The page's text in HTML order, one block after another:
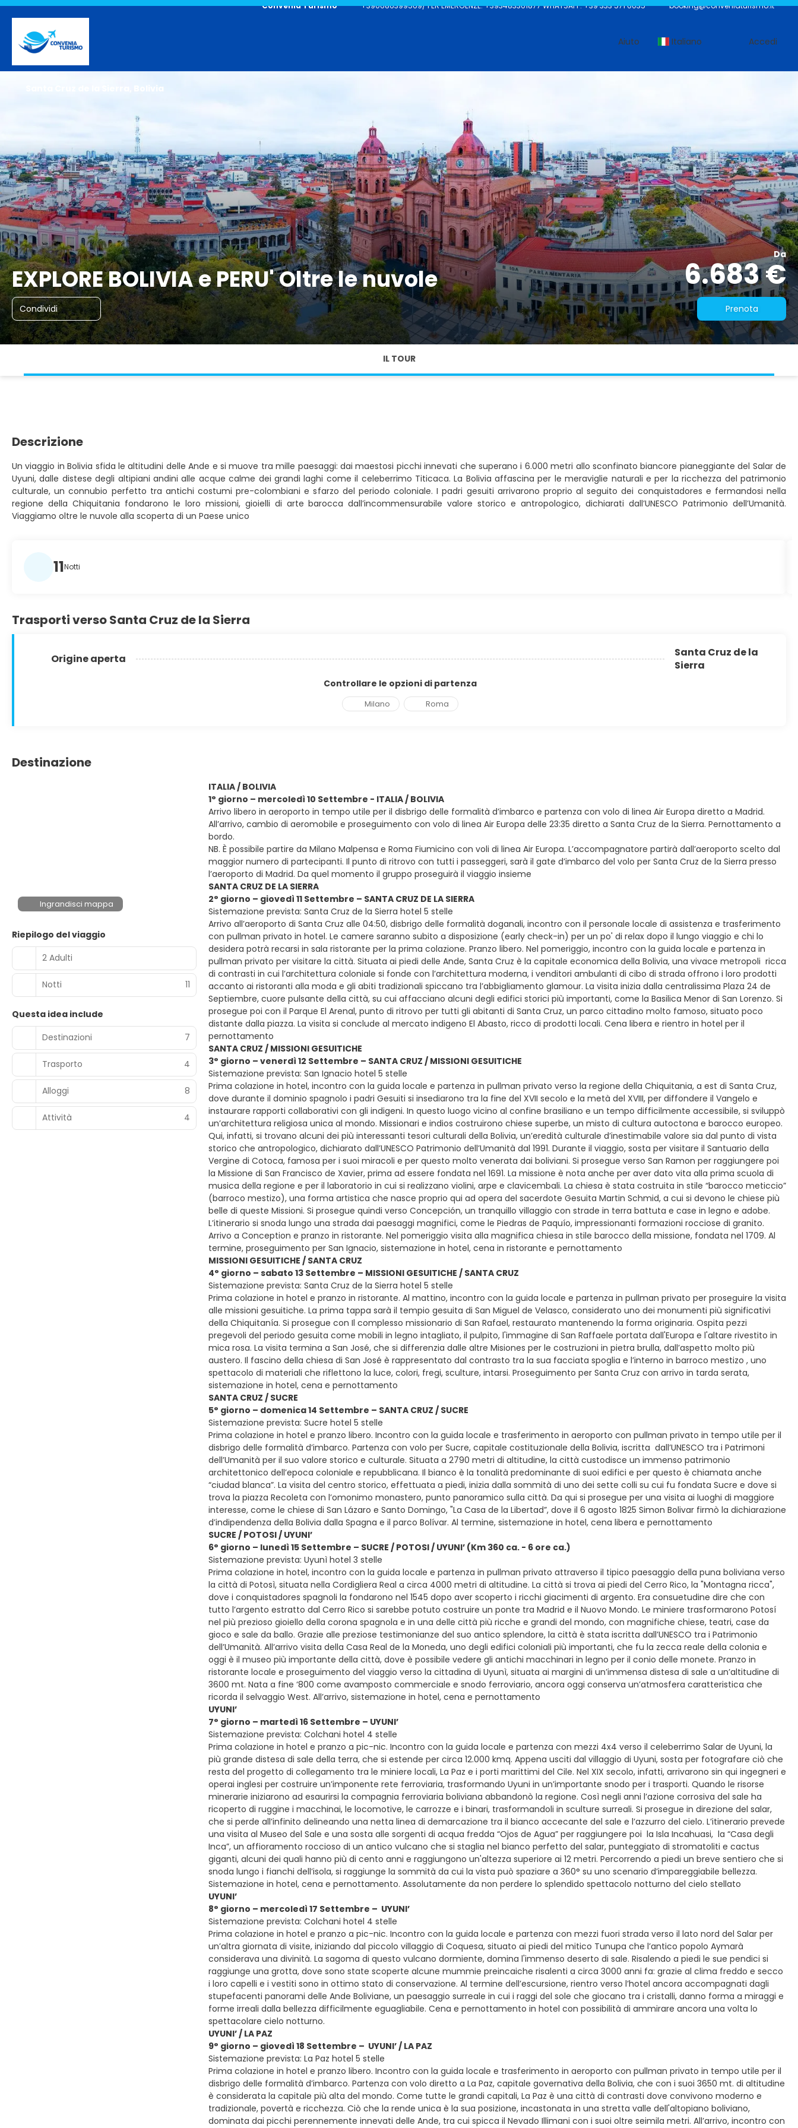
Convenia Turismo +390686399569/ PER EMERGENZE: +393483361877 WHATSAPP: +39 333 571 6035 booking@conveniaturismo.it
Aiuto Italiano Accedi
EXPLORE BOLIVIA e PERU' Oltre le nuvole
Da
6.683 €
Condividi Prenota
Santa Cruz de la Sierra, Bolivia
IL TOUR
Descrizione
Un viaggio in Bolivia sfida le altitudini delle Ande e si muove tra mille paesaggi: dai maestosi picchi innevati che superano i 6.000 metri allo sconfinato biancore pianeggiante del Salar de
Uyuni, dalle distese degli altipiani andini alle acque calme dei grandi laghi come il celeberrimo Titicaca. La Bolivia affascina per le meraviglie naturali e per la ricchezza del patrimonio
culturale, un connubio perfetto tra antichi costumi pre-colombiani e sfarzo del periodo coloniale. I padri gesuiti arrivarono proprio al seguito dei conquistadores e fermandosi nella
regione della Chiquitania fondarono le loro missioni, gioielli di arte barocca dall’incommensurabile valore storico e antropologico, dichiarati dall’UNESCO Patrimonio dell’Umanità.
Viaggiamo oltre le nuvole alla scoperta di un Paese unico
11Notti
Trasporti verso Santa Cruz de la Sierra
Origine aperta
Santa Cruz de la
Sierra
Controllare le opzioni di partenza
Milano Roma
Destinazione
Ingrandisci mappa
Riepilogo del viaggio
2 Adulti
Notti 11
Questa idea include
Destinazioni
7
Trasporto 4
Alloggi 8
Attività 4
ITALIA / BOLIVIA
1° giorno – mercoledì 10 Settembre - ITALIA / BOLIVIA
Arrivo libero in aeroporto in tempo utile per il disbrigo delle formalità d’imbarco e partenza con volo di linea Air Europa diretto a Madrid.
All’arrivo, cambio di aeromobile e proseguimento con volo di linea Air Europa delle 23:35 diretto a Santa Cruz de la Sierra. Pernottamento a
bordo.
NB. È possibile partire da Milano Malpensa e Roma Fiumicino con voli di linea Air Europa. L’accompagnatore partirà dall’aeroporto scelto dal
maggior numero di partecipanti. Il punto di ritrovo con tutti i passeggeri, sarà il gate d’imbarco del volo per Santa Cruz de la Sierra presso
l’aeroporto di Madrid. Da quel momento il gruppo proseguirà il viaggio insieme
SANTA CRUZ DE LA SIERRA
2° giorno – giovedì 11 Settembre – SANTA CRUZ DE LA SIERRA
Sistemazione prevista: Santa Cruz de la Sierra hotel 5 stelle
Arrivo all’aeroporto di Santa Cruz alle 04:50, disbrigo delle formalità doganali, incontro con il personale locale di assistenza e trasferimento
con pullman privato in hotel. Le camere saranno subito a disposizione (early check-in) per un po' di relax dopo il lungo viaggio e chi lo
desidera potrà recarsi in sala ristorante per la prima colazione. Pranzo libero. Nel pomeriggio, incontro con la guida locale e partenza in
pullman privato per visitare la città. Situata ai piedi delle Ande, Santa Cruz è la capitale economica della Bolivia, una vivace metropoli ricca
di contrasti in cui l’architettura coloniale si fonde con l’architettura moderna, i venditori ambulanti di cibo di strada offrono i loro prodotti
accanto ai ristoranti alla moda e gli abiti tradizionali spiccano tra l’abbigliamento glamour. La visita inizia dalla centralissima Plaza 24 de
Septiembre, cuore pulsante della città, su cui affacciano alcuni degli edifici storici più importanti, come la Basilica Menor di San Lorenzo. Si
prosegue poi con il Parque El Arenal, punto di ritrovo per tutti gli abitanti di Santa Cruz, un parco cittadino molto famoso, situato poco
distante dalla piazza. La visita si conclude al mercato indigeno El Abasto, ricco di prodotti locali. Cena libera e rientro in hotel per il
pernottamento
SANTA CRUZ / MISSIONI GESUITICHE
3° giorno – venerdì 12 Settembre – SANTA CRUZ / MISSIONI GESUITICHE
Sistemazione prevista: San Ignacio hotel 5 stelle
Prima colazione in hotel, incontro con la guida locale e partenza in pullman privato verso la regione della Chiquitania, a est di Santa Cruz,
dove durante il dominio spagnolo i padri Gesuiti si insediarono tra la fine del XVII secolo e la metà del XVIII, per diffondere il Vangelo e
instaurare rapporti collaborativi con gli indigeni. In questo luogo vicino al confine brasiliano e un tempo difficilmente accessibile, si sviluppò
un’architettura religiosa unica al mondo. Missionari e indios costruirono chiese superbe, un misto di cultura autoctona e barocco europeo.
Qui, infatti, si trovano alcuni dei più interessanti tesori culturali della Bolivia, un’eredità culturale d’inestimabile valore sia dal punto di vista
storico che antropologico, dichiarato dall’UNESCO Patrimonio dell’Umanità dal 1991. Durante il viaggio, sosta per visitare il Santuario della
Vergine di Cotoca, famosa per i suoi miracoli e per questo molto venerata dai boliviani. Si prosegue verso San Ramon per raggiungere poi
la Missione di San Francisco de Xavier, prima ad essere fondata nel 1691. La missione è nota anche per aver dato vita alla prima scuola di
musica della regione e per il laboratorio in cui si realizzano violini, arpe e clavicembali. La chiesa è stata costruita in stile “barocco meticcio”
(barroco mestizo), una forma artistica che nasce proprio qui ad opera del sacerdote Gesuita Martin Schmid, a cui si devono le chiese più
belle di queste Missioni. Si prosegue quindi verso Concepción, un tranquillo villaggio con strade in terra battuta e case in legno e adobe.
L’itinerario si snoda lungo una strada dai paesaggi magnifici, come le Piedras de Paquío, impressionanti formazioni rocciose di granito.
Arrivo a Conception e pranzo in ristorante. Nel pomeriggio visita alla magnifica chiesa in stile barocco della missione, fondata nel 1709. Al
termine, proseguimento per San Ignacio, sistemazione in hotel, cena in ristorante e pernottamento
MISSIONI GESUITICHE / SANTA CRUZ
4° giorno – sabato 13 Settembre – MISSIONI GESUITICHE / SANTA CRUZ
Sistemazione prevista: Santa Cruz de la Sierra hotel 5 stelle
Prima colazione in hotel e pranzo in ristorante. Al mattino, incontro con la guida locale e partenza in pullman privato per proseguire la visita
alle missioni gesuitiche. La prima tappa sarà il tempio gesuita di San Miguel de Velasco, considerato uno dei monumenti più significativi
della Chiquitanía. Si prosegue con Il complesso missionario di San Rafael, restaurato mantenendo la forma originaria. Ospita pezzi
pregevoli del periodo gesuita come mobili in legno intagliato, il pulpito, l'immagine di San Raffaele portata dall'Europa e l'altare rivestito in
mica rosa. La visita termina a San José, che si differenzia dalle altre Misiones per le costruzioni in pietra brulla, dall’aspetto molto più
austero. Il fascino della chiesa di San José è rappresentato dal contrasto tra la sua facciata spoglia e l’interno in barroco mestizo , uno
spettacolo di materiali che riflettono la luce, colori, fregi, sculture, intarsi. Proseguimento per Santa Cruz con arrivo in tarda serata,
sistemazione in hotel, cena e pernottamento
SANTA CRUZ / SUCRE
5° giorno – domenica 14 Settembre – SANTA CRUZ / SUCRE
Sistemazione prevista: Sucre hotel 5 stelle
Prima colazione in hotel e pranzo libero. Incontro con la guida locale e trasferimento in aeroporto con pullman privato in tempo utile per il
disbrigo delle formalità d’imbarco. Partenza con volo per Sucre, capitale costituzionale della Bolivia, iscritta dall’UNESCO tra i Patrimoni
dell’Umanità per il suo valore storico e culturale. Situata a 2790 metri di altitudine, la città custodisce un immenso patrimonio
architettonico dell’epoca coloniale e repubblicana. Il bianco è la tonalità predominante di suoi edifici e per questo è chiamata anche
“ciudad blanca”. La visita del centro storico, effettuata a piedi, inizia dalla sommità di uno dei sette colli su cui fu fondata Sucre e dove si
trova la piazza Recoleta con l’omonimo monastero, punto panoramico sulla città. Da qui si prosegue per una visita ai luoghi di maggiore
interesse, come le chiese di San Lázaro e Santo Domingo, "La Casa de la Libertad”, dove il 6 agosto 1825 Simon Bolivar firmò la dichiarazione
d’indipendenza della Bolivia dalla Spagna e il parco Bolívar. Al termine, sistemazione in hotel, cena libera e pernottamento
SUCRE / POTOSI / UYUNI’
6° giorno – lunedì 15 Settembre – SUCRE / POTOSI / UYUNI’ (Km 360 ca. - 6 ore ca.)
Sistemazione prevista: Uyunì hotel 3 stelle
Prima colazione in hotel, incontro con la guida locale e partenza in pullman privato attraverso il tipico paesaggio della puna boliviana verso
la città di Potosì, situata nella Cordigliera Real a circa 4000 metri di altitudine. La città si trova ai piedi del Cerro Rico, la "Montagna ricca",
dove i conquistadores spagnoli la fondarono nel 1545 dopo aver scoperto i ricchi giacimenti di argento. Era consuetudine dire che con
tutto l’argento estratto dal Cerro Rico si sarebbe potuto costruire un ponte tra Madrid e il Nuovo Mondo. Le miniere trasformarono Potosí
nel più prezioso gioiello della corona spagnola e in una delle città più ricche e grandi del mondo, con magnifiche chiese, teatri, case da
gioco e sale da ballo. Grazie alle preziose testimonianze del suo antico splendore, la città è stata iscritta dall’UNESCO tra i Patrimonio
dell’Umanità. All’arrivo visita della Casa Real de la Moneda, uno degli edifici coloniali più importanti, che fu la zecca reale della colonia e
oggi è il museo più importante della città, dove è possibile vedere gli antichi macchinari in legno per il conio delle monete. Pranzo in
ristorante locale e proseguimento del viaggio verso la cittadina di Uyunì, situata ai margini di un’immensa distesa di sale a un’altitudine di
3600 mt. Nata a fine ‘800 come avamposto commerciale e snodo ferroviario, ancora oggi conserva un’atmosfera caratteristica che
ricorda il selvaggio West. All’arrivo, sistemazione in hotel, cena e pernottamento
UYUNI’
7° giorno – martedì 16 Settembre – UYUNI’
Sistemazione prevista: Colchani hotel 4 stelle
Prima colazione in hotel e pranzo a pic-nic. Incontro con la guida locale e partenza con mezzi 4x4 verso il celeberrimo Salar de Uyuni, la
più grande distesa di sale della terra, che si estende per circa 12.000 kmq. Appena usciti dal villaggio di Uyuni, sosta per fotografare ciò che
resta del progetto di collegamento tra le miniere locali, La Paz e i porti marittimi del Cile. Nel XIX secolo, infatti, arrivarono sin qui ingegneri e
operai inglesi per costruire un’imponente rete ferroviaria, trasformando Uyuni in un’importante snodo per i trasporti. Quando le risorse
minerarie iniziarono ad esaurirsi la compagnia ferroviaria boliviana abbandonò la regione. Così negli anni l’azione corrosiva del sale ha
ricoperto di ruggine i macchinai, le locomotive, le carrozze e i binari, trasformandoli in sculture surreali. Si prosegue in direzione del salar,
che si perde all’infinito delineando una netta linea di demarcazione tra il bianco accecante del sale e l’azzurro del cielo. L’itinerario prevede
una visita al Museo del Sale e una sosta alle sorgenti di acqua fredda “Ojos de Agua” per raggiungere poi la Isla Incahuasi, la “Casa degli
Inca”, un affioramento roccioso di un antico vulcano che si staglia nel bianco perfetto del salar, punteggiato di stromatoliti e cactus
giganti, alcuni dei quali hanno più di cento anni e raggiungono un'altezza superiore ai 12 metri. Percorrendo a piedi un breve sentiero che si
snoda lungo i fianchi dell’isola, si raggiunge la sommità da cui la vista può spaziare a 360° su uno scenario d’impareggiabile bellezza.
Sistemazione in hotel, cena e pernottamento. Assolutamente da non perdere lo splendido spettacolo notturno del cielo stellato
UYUNI’
8° giorno – mercoledì 17 Settembre – UYUNI’
Sistemazione prevista: Colchani hotel 4 stelle
Prima colazione in hotel e pranzo a pic-nic. Incontro con la guida locale e partenza con mezzi fuori strada verso il lato nord del Salar per
un’altra giornata di visite, iniziando dal piccolo villaggio di Coquesa, situato ai piedi del mitico Tunupa che l’antico popolo Aymarà
considerava una divinità. La sagoma di questo vulcano dormiente, domina l'immenso deserto di sale. Risalendo a piedi le sue pendici si
raggiunge una grotta, dove sono state scoperte alcune mummie preincaiche risalenti a circa 3000 anni fa: grazie al clima freddo e secco
i loro capelli e i vestiti sono in ottimo stato di conservazione. Al termine dell’escursione, rientro verso l’hotel ancora accompagnati dagli
stupefacenti panorami delle Ande Boliviane, un paesaggio surreale in cui i raggi del sole che giocano tra i cristalli, danno forma a miraggi e
forme irreali dalla bellezza difficilmente eguagliabile. Cena e pernottamento in hotel con possibilità di ammirare ancora una volta lo
spettacolare cielo notturno.
UYUNI’ / LA PAZ
9° giorno – giovedì 18 Settembre – UYUNI’ / LA PAZ
Sistemazione prevista: La Paz hotel 5 stelle
Prima colazione in hotel e pranzo libero. Incontro con la guida locale e trasferimento in aeroporto con pullman privato in tempo utile per il
disbrigo delle formalità d’imbarco. Partenza con volo diretto a La Paz, capitale governativa della Bolivia, che con i suoi 3650 mt. di altitudine
è considerata la capitale più alta del mondo. Come tutte le grandi capitali, La Paz è una città di contrasti dove convivono moderno e
tradizionale, povertà e ricchezza. Ciò che la rende unica è la sua posizione, incastonata in una stretta valle dell'altopiano boliviano,
dominata dai picchi perennemente innevati delle Ande, tra cui spicca il Nevado Illimani con i suoi oltre seimila metri. All’arrivo, incontro con